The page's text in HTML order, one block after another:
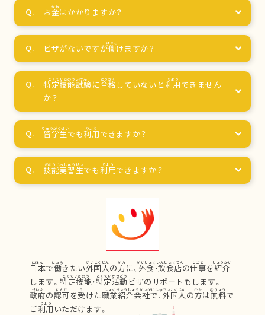
お金はかかりますか？
ビザがないですが働けますか？
特定技能試験に合格 していないと利用 できません
か？
留学生でも利用 できますか？
技能実習生でも利用できますか？
日本で働きたい外国人の方に、 外食 ・飲食店の仕事を紹介
します。特定技能・特定活動 ビザのサポートもします。
政府の認可を受けた職業紹介会社で、 外国人の方は無料で
ご利用 いただけます。